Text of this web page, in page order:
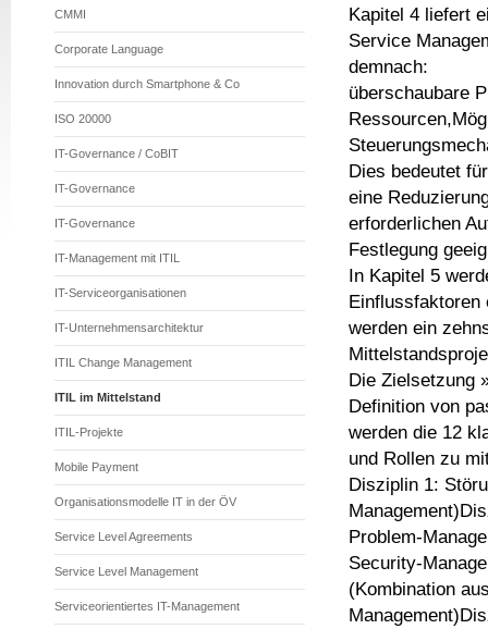
CMMI
Corporate Language
Innovation durch Smartphone & Co
ISO 20000
IT-Governance / CoBIT
IT-Governance
IT-Governance
IT-Management mit ITIL
IT-Serviceorganisationen
IT-Unternehmensarchitektur
ITIL Change Management
ITIL im Mittelstand
ITIL-Projekte
Mobile Payment
Organisationsmodelle IT in der ÖV
Service Level Agreements
Service Level Management
Serviceorientiertes IT-Management
Kapitel 4 liefert
Service
demnach:
überschaubare
Dies bedeutet
eine
erforderlichen
Festlegung
In Kapitel 5
Einflussfaktoren
werden ein
Die Zielsetzung
Definition von
werden die 12
und Rollen zu
Disziplin 1:
Problem-
Security-
(Kombination